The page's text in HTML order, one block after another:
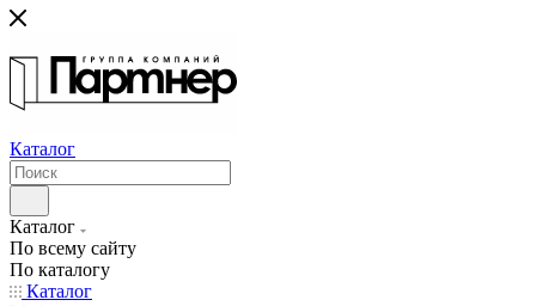
Каталог
Каталог
По всему сайту
По каталогу
Каталог